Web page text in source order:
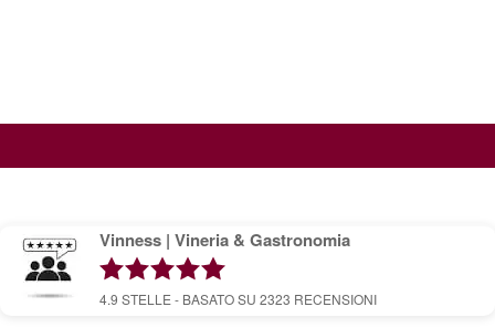
Vinness | Vineria & Gastronomia
4.9 STELLE - BASATO SU 2323 RECENSIONI